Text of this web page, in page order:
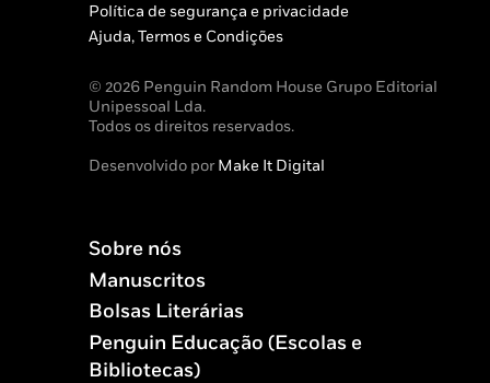
Política de segurança e privacidade
Ajuda, Termos e Condições
© 2026 Penguin Random House Grupo Editorial
Unipessoal Lda.
Todos os direitos reservados.
Desenvolvido porMake It Digital
Sobre nós
Manuscritos
Bolsas Literárias
Penguin Educação (Escolas e
Bibliotecas)